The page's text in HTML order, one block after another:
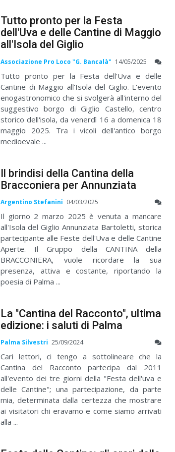
Tutto pronto per la Festa
dell'Uva e delle Cantine di Maggio
all'Isola del Giglio
Associazione Pro Loco "G. Bancalà" 14/05/2025
Tutto pronto per la Festa dell'Uva e delle
Cantine di Maggio all'Isola del Giglio. L'evento
enogastronomico che si svolgerà all'interno del
suggestivo borgo di Giglio Castello, centro
storico dell'isola, da venerdì 16 a domenica 18
maggio 2025. Tra i vicoli dell'antico borgo
medioevale ...
Il brindisi della Cantina della
Bracconiera per Annunziata
Argentino Stefanini 04/03/2025
Il giorno 2 marzo 2025 è venuta a mancare
all'Isola del Giglio Annunziata Bartoletti, storica
partecipante alle Feste dell'Uva e delle Cantine
Aperte. Il Gruppo della CANTINA della
BRACCONIERA, vuole ricordare la sua
presenza, attiva e costante, riportando la
poesia di Palma ...
La "Cantina del Racconto", ultima
edizione: i saluti di Palma
Palma Silvestri 25/09/2024
Cari lettori, ci tengo a sottolineare che la
Cantina del Racconto partecipa dal 2011
all'evento dei tre giorni della "Festa dell'uva e
delle Cantine"; una partecipazione, da parte
mia, determinata dalla certezza che mostrare
ai visitatori chi eravamo e come siamo arrivati
alla ...